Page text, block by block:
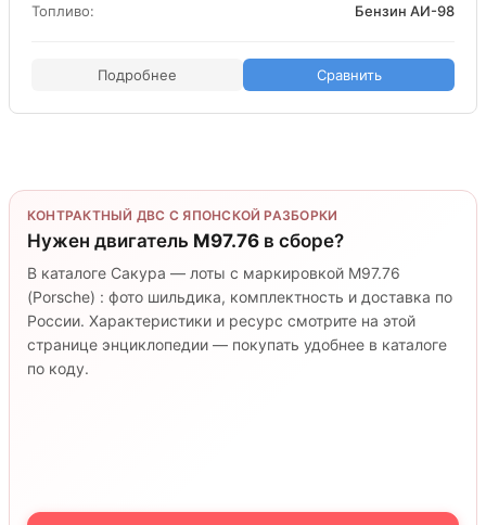
Топливо:
Бензин АИ-98
Подробнее Сравнить
КОНТРАКТНЫЙ ДВС С ЯПОНСКОЙ РАЗБОРКИ
Нужен двигатель M97.76 в сборе?
В каталоге Сакура — лоты с маркировкой M97.76
(Porsche) : фото шильдика, комплектность и доставка по
России. Характеристики и ресурс смотрите на этой
странице энциклопедии — покупать удобнее в каталоге
по коду.